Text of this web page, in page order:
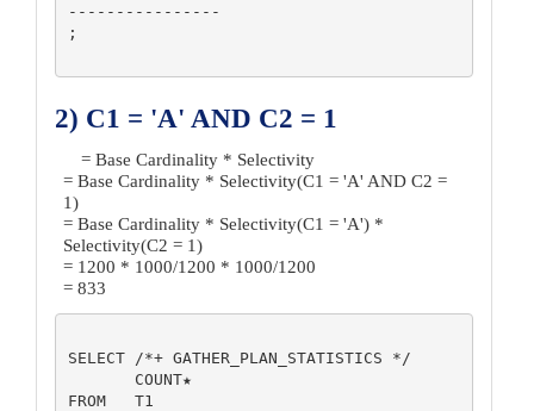
----------------
;
2) C1 = 'A' AND C2 = 1
= Base Cardinality * Selectivity
= Base Cardinality * Selectivity(C1 = 'A' AND C2 =
1)
= Base Cardinality * Selectivity(C1 = 'A') *
Selectivity(C2 = 1)
= 1200 * 1000/1200 * 1000/1200
= 833
SELECT /*+ GATHER_PLAN_STATISTICS */
FROM   T1